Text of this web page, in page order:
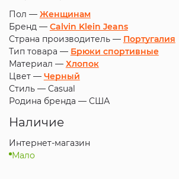
Пол — Женщинам
Бренд — Calvin Klein Jeans
Страна производитель — Португалия
Тип товара — Брюки спортивные
Материал — Хлопок
Цвет — Черный
Стиль — Casual
Родина бренда — США
Наличие
Интернет-магазин
Мало